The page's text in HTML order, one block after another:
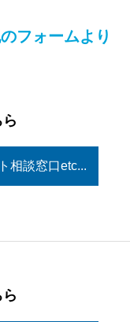
フォームより
相談窓口etc...